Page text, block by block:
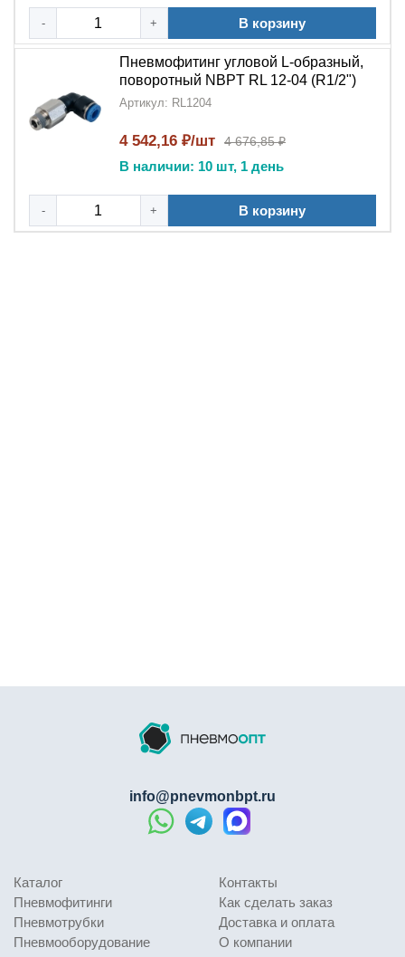
- + В корзину
Пневмофитинг угловой L-образный,
поворотный NBPT RL 12-04 (R1/2")
Артикул: RL1204
4 542,16 ₽/шт 4 676,85 ₽
В наличии: 10 шт, 1 день
- + В корзину
Каталог
Пневмофитинги
Пневмотрубки
Пневмооборудование
Контакты
Как сделать заказ
Доставка и оплата
О компании
info@pnevmonbpt.ru